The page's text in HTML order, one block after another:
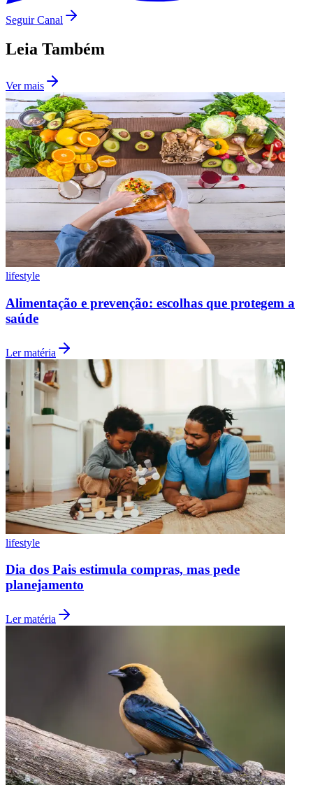
Botafogo
Grêmio
Seguir Canal
Leia Também
Ver mais
lifestyle
Alimentação e prevenção: escolhas que protegem a
saúde
Ler matéria
lifestyle
Dia dos Pais estimula compras, mas pede
planejamento
Ler matéria